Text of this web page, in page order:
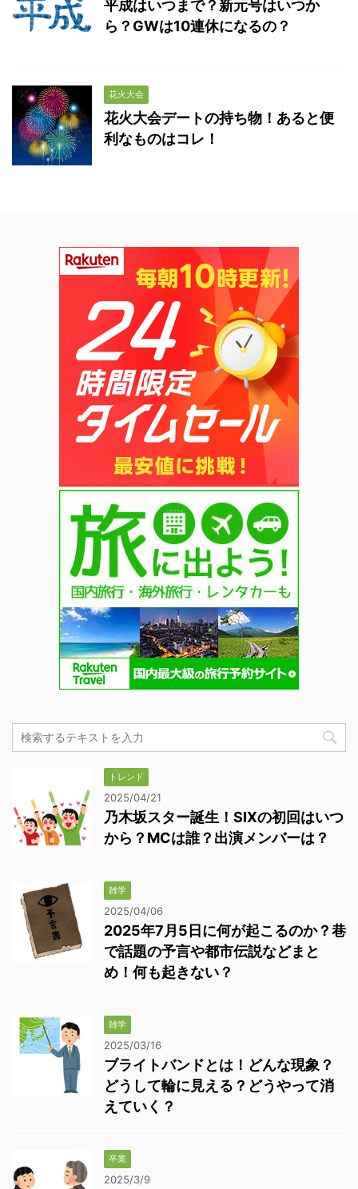
平成はいつまで？新元号はいつか
ら？GWは10連休になるの？
花火大会
花火大会デートの持ち物！あると便
利なものはコレ！
トレンド
2025/04/21
乃木坂スター誕生！SIXの初回はいつ
から？MCは誰？出演メンバーは？
雑学
2025/04/06
2025年7月5日に何が起こるのか？巷
で話題の予言や都市伝説などまと
め！何も起きない？
雑学
2025/03/16
ブライトバンドとは！どんな現象？
どうして輪に見える？どうやって消
えていく？
卒業
2025/3/9